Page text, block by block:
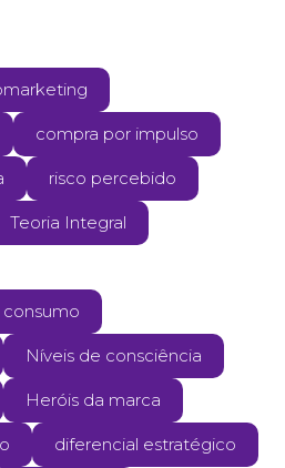
compra por impulso
risco percebido
Teoria Integral
Níveis de consciência
Heróis da marca
diferencial estratégico